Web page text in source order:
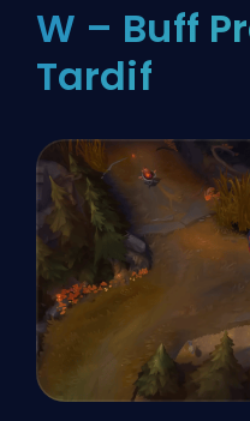
W – Buff
Tardif